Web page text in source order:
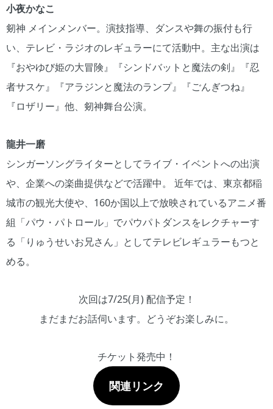
小夜かなこ
剱神 メインメンバー。演技指導、ダンスや舞の振付も行
い、テレビ・ラジオのレギュラーにて活動中。主な出演は
『おやゆび姫の大冒険』『シンドバットと魔法の剣』『忍
者サスケ』『アラジンと魔法のランプ』『ごんぎつね』
『ロザリー』他、剱神舞台公演。
龍井一磨
シンガーソングライターとしてライブ・イベントへの出演
や、企業への楽曲提供などで活躍中。 近年では、東京都稲
城市の観光大使や、160か国以上で放映されているアニメ番
組「パウ・パトロール」でパウパトダンスをレクチャーす
る「りゅうせいお兄さん」としてテレビレギュラーもつと
める。
次回は7/25(月) 配信予定！
まだまだお話伺います。どうぞお楽しみに。
チケット発売中！
関連リンク